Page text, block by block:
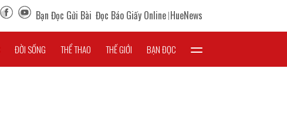
Bạn Đọc Gửi Bài Đọc Báo Giấy Online HueNews
ĐỜI SỐNG THỂ THAO THẾ GIỚI BẠN ĐỌC